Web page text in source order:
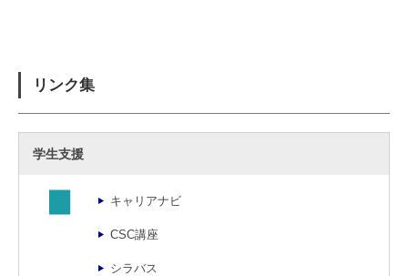
リンク集
学生支援
キャリアナビ
CSC講座
シラバス